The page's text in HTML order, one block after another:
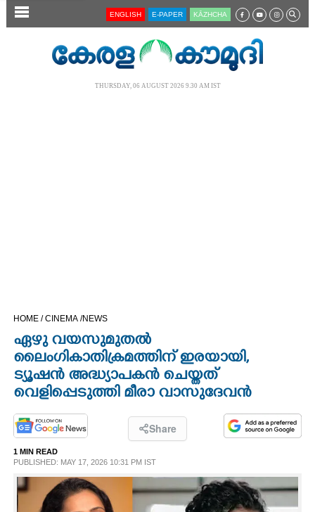
SECTIONS
OPINION
LIFESTYLE
SPIRITUAL
ENGLISH E-PAPER KĀZHCHA
THURSDAY, 06 AUGUST 2026 9.30 AM IST
HOME /CINEMA /NEWS
ഏഴു വയസുമുതൽ
ലൈംഗികാതിക്രമത്തിന് ഇരയായി,​
ട്യൂഷൻ അദ്ധ്യാപകൻ ചെയ്തത്
വെളിപ്പെടുത്തി മീരാ വാസുദേവൻ
Share
1 MIN READ
PUBLISHED: MAY 17, 2026 10:31 PM IST